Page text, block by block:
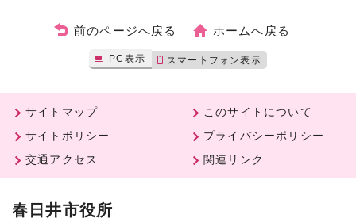
前のページへ戻る ホームへ戻る
PC表示 スマートフォン表示
サイトマップ
このサイトについて
サイトポリシー
プライバシーポリシー
交通アクセス
関連リンク
春日井市役所